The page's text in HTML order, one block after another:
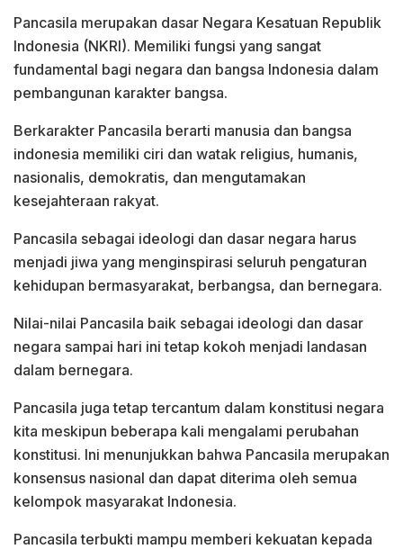
Pancasila merupakan dasar Negara Kesatuan Republik
Indonesia (NKRI). Memiliki fungsi yang sangat
fundamental bagi negara dan bangsa Indonesia dalam
pembangunan karakter bangsa.
Berkarakter Pancasila berarti manusia dan bangsa
indonesia memiliki ciri dan watak religius, humanis,
nasionalis, demokratis, dan mengutamakan
kesejahteraan rakyat.
Pancasila sebagai ideologi dan dasar negara harus
menjadi jiwa yang menginspirasi seluruh pengaturan
kehidupan bermasyarakat, berbangsa, dan bernegara.
Nilai-nilai Pancasila baik sebagai ideologi dan dasar
negara sampai hari ini tetap kokoh menjadi landasan
dalam bernegara.
Pancasila juga tetap tercantum dalam konstitusi negara
kita meskipun beberapa kali mengalami perubahan
konstitusi. Ini menunjukkan bahwa Pancasila merupakan
konsensus nasional dan dapat diterima oleh semua
kelompok masyarakat Indonesia.
Pancasila terbukti mampu memberi kekuatan kepada